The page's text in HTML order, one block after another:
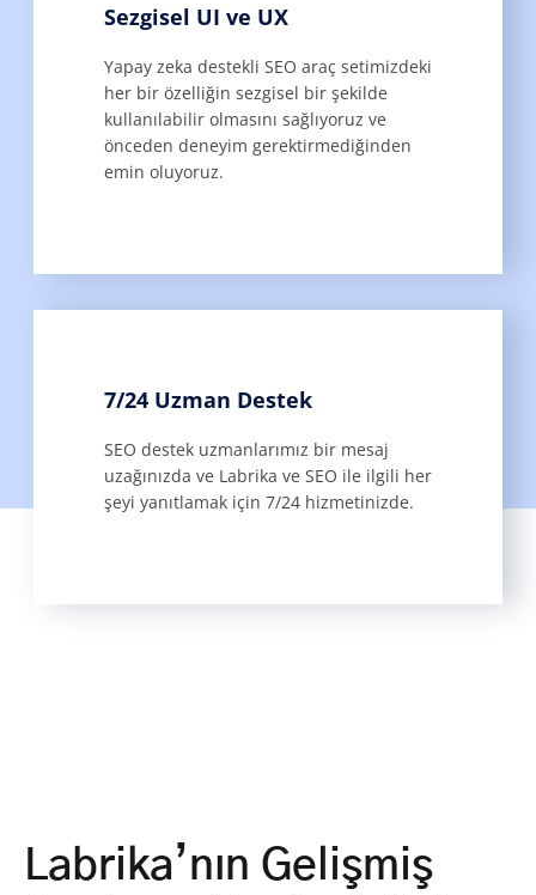
Sezgisel UI ve UX
Yapay zeka destekli SEO araç setimizdeki
her bir özelliğin sezgisel bir şekilde
kullanılabilir olmasını sağlıyoruz ve
önceden deneyim gerektirmediğinden
emin oluyoruz.
7/24 Uzman Destek
SEO destek uzmanlarımız bir mesaj
uzağınızda ve Labrika ve SEO ile ilgili her
şeyi yanıtlamak için 7/24 hizmetinizde.
Labrika’nın Gelişmiş